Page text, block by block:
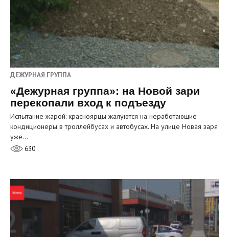
ДЕЖУРНАЯ ГРУППА
«Дежурная группа»: на Новой зари
перекопали вход к подъезду
Испытание жарой: красноярцы жалуются на неработающие
кондиционеры в троллейбусах и автобусах. На улице Новая заря
уже…
630